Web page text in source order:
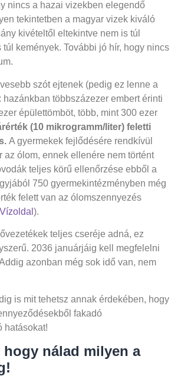
nincs a hazai vizekben elegendő
tekintetben a magyar vizek kiváló
kivételtől eltekintve nem is túl
túl kemények. További jó hír, hogy nincs
szót ejtenek (pedig ez lenne a
hazánkban többszázezer embert érinti
épülettömböt, több, mint 300 ezer
(10 mikrogramm/liter) feletti
A gyermekek fejlődésére rendkívül
az ólom, ennek ellenére nem történt
teljes körű ellenőrzése ebből a
750 gyermekintézményben még
felett van az ólomszennyezés
Vízoldal ).
teljes cseréje adná, ez
2036 januárjáig kell megfelelni
azonban még sok idő van, nem
is mit tehetsz annak érdekében, hogy
fakadó
hatásokat!
hogy nálad milyen a